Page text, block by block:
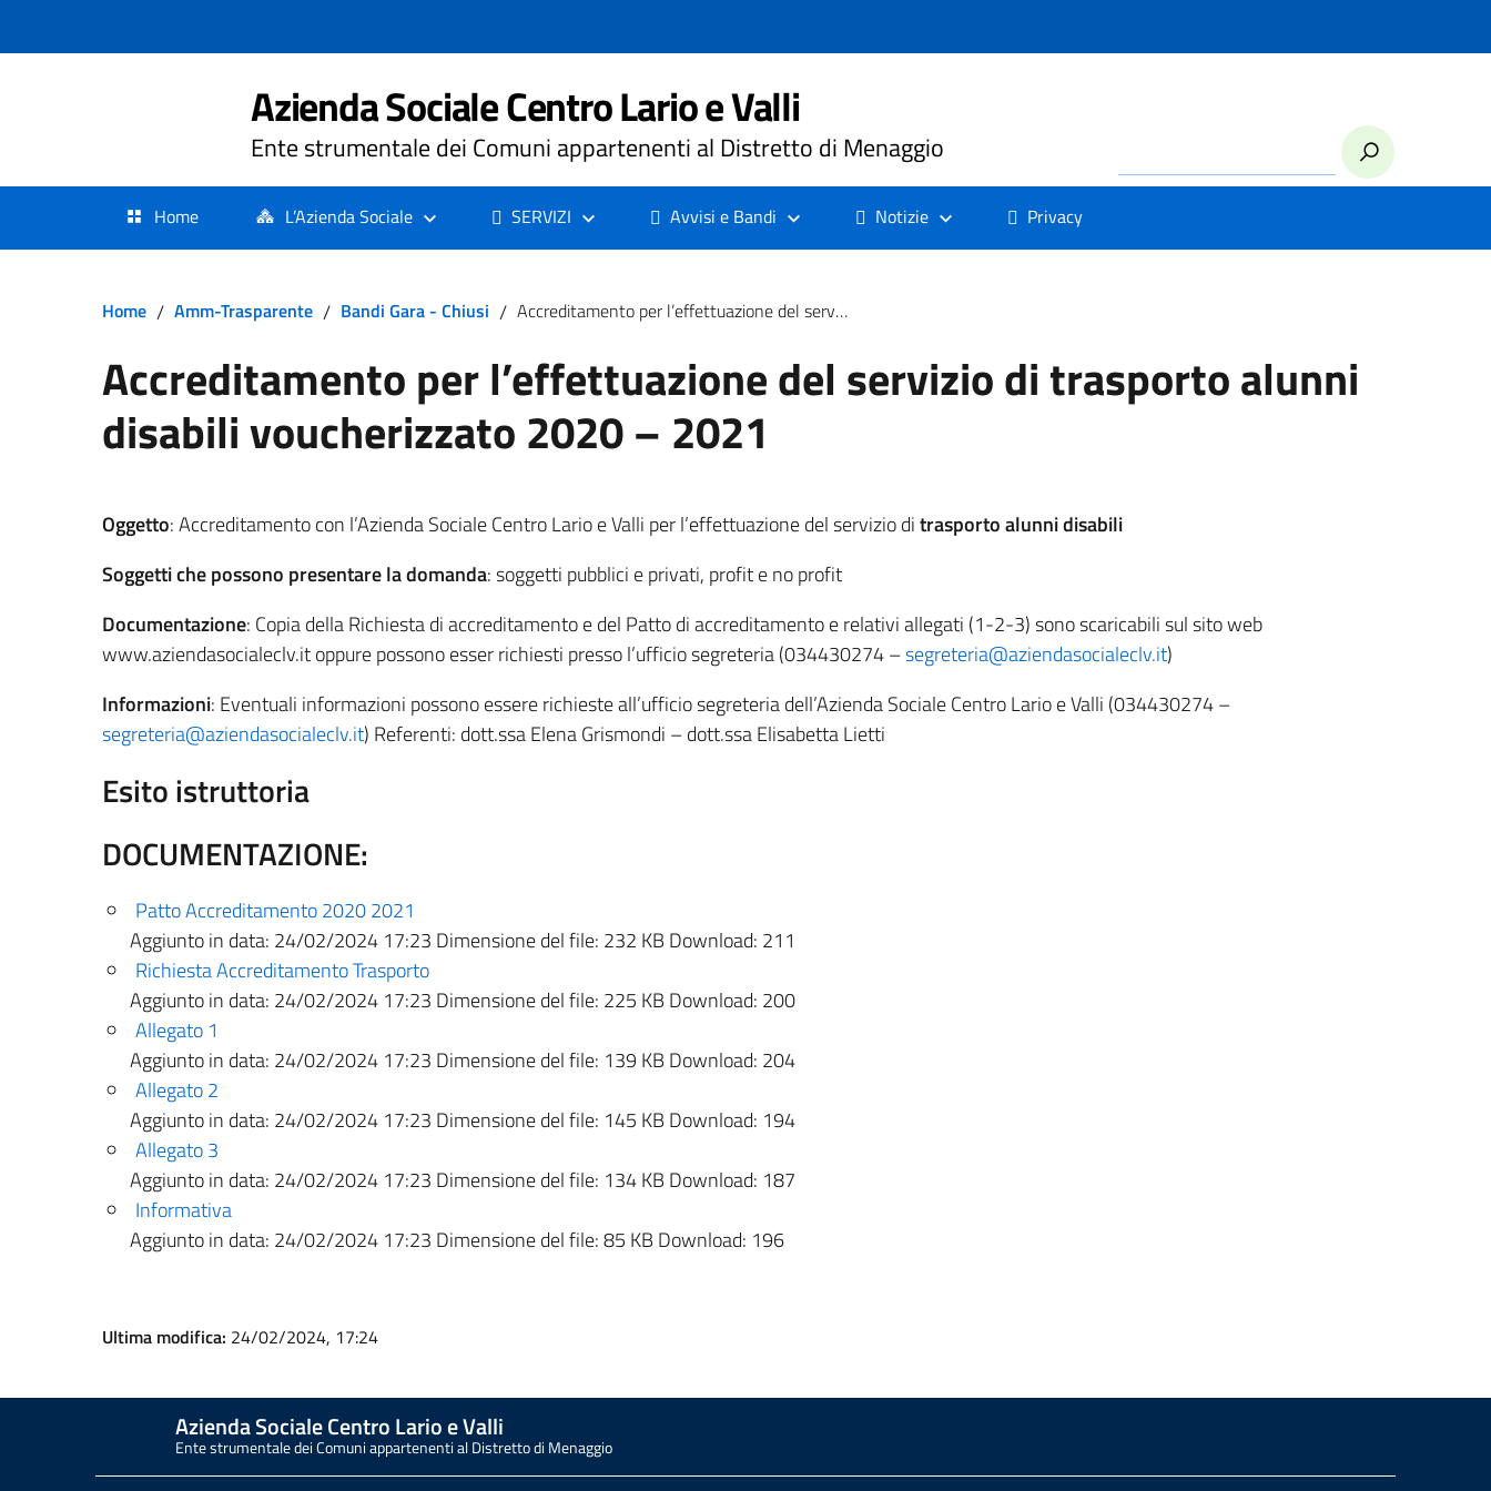
Azienda Sociale Centro Lario e Valli
Ente strumentale dei Comuni appartenenti al Distretto di Menaggio
Home L’Azienda Sociale SERVIZI Avvisi e Bandi Notizie Privacy
Home / Amm-Trasparente / Bandi Gara - Chiusi / Accreditamento per l’effettuazione del servizio di trasporto alunni disabili voucherizzato 2020 – 2021
Accreditamento per l’effettuazione del servizio di trasporto alunni
disabili voucherizzato 2020 – 2021
Oggetto: Accreditamento con l’Azienda Sociale Centro Lario e Valli per l’effettuazione del servizio ditrasporto alunni disabili
Soggetti che possono presentare la domanda: soggetti pubblici e privati, profit e no profit
Documentazione: Copia della Richiesta di accreditamento e del Patto di accreditamento e relativi allegati (1-2-3) sono scaricabili sul sito web
www.aziendasocialeclv.it oppure possono esser richiesti presso l’ufficio segreteria (034430274 –segreteria@aziendasocialeclv.it)
Informazioni: Eventuali informazioni possono essere richieste all’ufficio segreteria dell’Azienda Sociale Centro Lario e Valli (034430274 –
segreteria@aziendasocialeclv.it) Referenti: dott.ssa Elena Grismondi – dott.ssa Elisabetta Lietti
Esito istruttoria
DOCUMENTAZIONE:
Patto Accreditamento 2020 2021
Aggiunto in data: 24/02/2024 17:23 Dimensione del file: 232 KB Download: 211
Richiesta Accreditamento Trasporto
Aggiunto in data: 24/02/2024 17:23 Dimensione del file: 225 KB Download: 200
Allegato 1
Aggiunto in data: 24/02/2024 17:23 Dimensione del file: 139 KB Download: 204
Allegato 2
Aggiunto in data: 24/02/2024 17:23 Dimensione del file: 145 KB Download: 194
Allegato 3
Aggiunto in data: 24/02/2024 17:23 Dimensione del file: 134 KB Download: 187
Informativa
Aggiunto in data: 24/02/2024 17:23 Dimensione del file:85 KB Download: 196
Ultima modifica: 24/02/2024, 17:24
Azienda Sociale Centro Lario e Valli
Ente strumentale dei Comuni appartenenti al Distretto di Menaggio